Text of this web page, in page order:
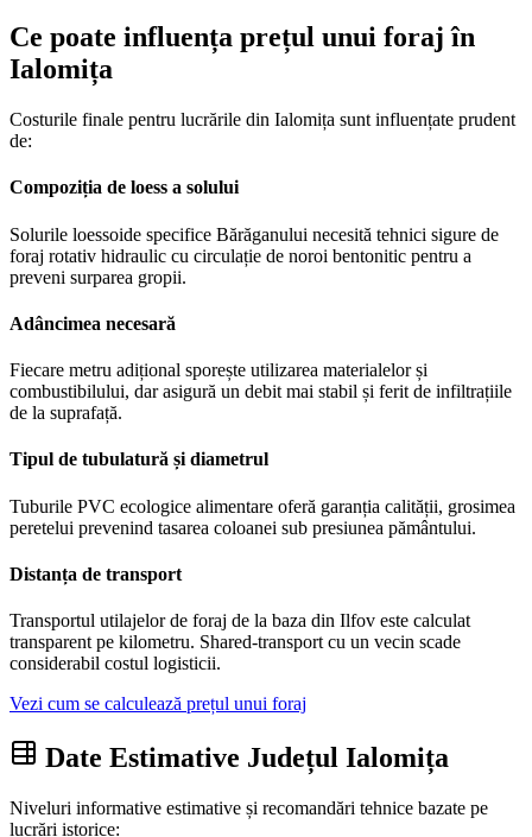
Ce poate influența prețul unui foraj în
Ialomița
Costurile finale pentru lucrările din Ialomița sunt influențate prudent
de:
Compoziția de loess a solului
Solurile loessoide specifice Bărăganului necesită tehnici sigure de
foraj rotativ hidraulic cu circulație de noroi bentonitic pentru a
preveni surparea gropii.
Adâncimea necesară
Fiecare metru adițional sporește utilizarea materialelor și
combustibilului, dar asigură un debit mai stabil și ferit de infiltrațiile
de la suprafață.
Tipul de tubulatură și diametrul
Tuburile PVC ecologice alimentare oferă garanția calității, grosimea
peretelui prevenind tasarea coloanei sub presiunea pământului.
Distanța de transport
Transportul utilajelor de foraj de la baza din Ilfov este calculat
transparent pe kilometru. Shared-transport cu un vecin scade
considerabil costul logisticii.
Vezi cum se calculează prețul unui foraj
Date Estimative Județul Ialomița
Niveluri informative estimative și recomandări tehnice bazate pe
lucrări istorice: